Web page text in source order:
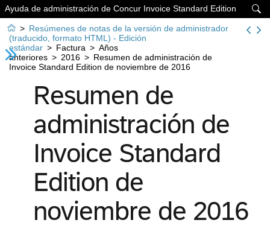

Ayuda de administración de Concur Invoice Standard Edition
 > Resúmenes de notas de la versión de administrador
(traducido, formato HTML) - Edición
estándar > Factura > Años
anteriores > 2016 > Resumen de administración de
Invoice Standard Edition de noviembre de 2016
Resumen de
administración de
Invoice Standard
Edition de
noviembre de 2016